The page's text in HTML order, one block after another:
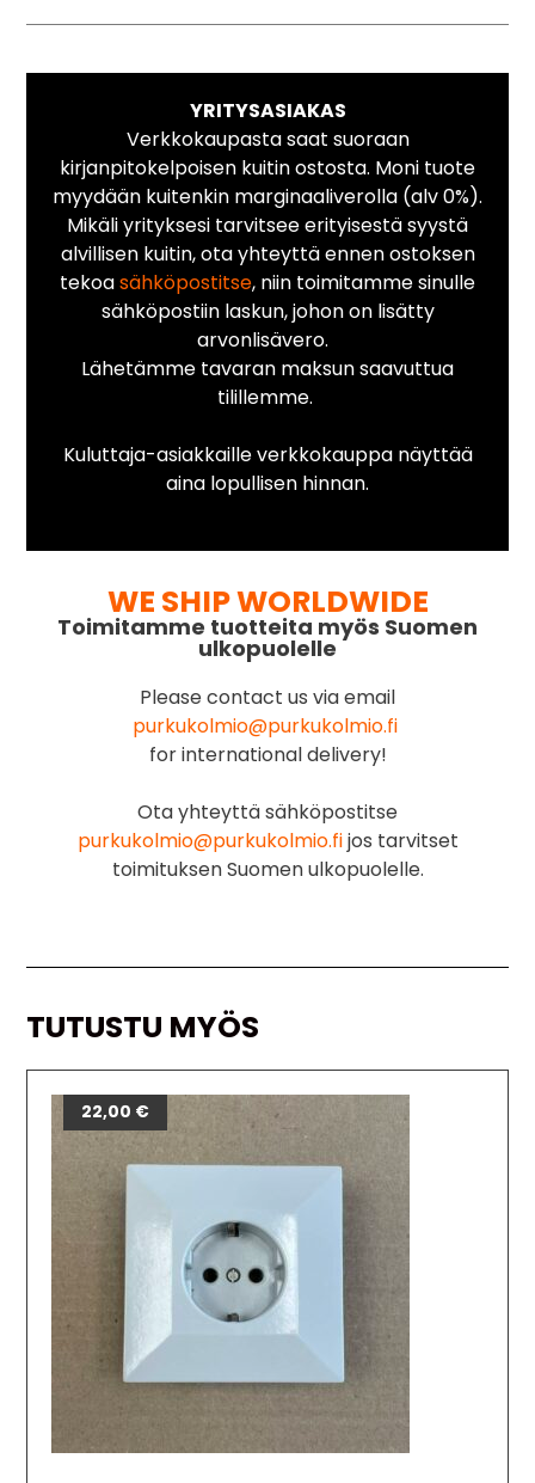
YRITYSASIAKAS
Verkkokaupasta saat suoraan
kirjanpitokelpoisen kuitin ostosta. Moni tuote
myydään kuitenkin marginaaliverolla (alv 0%).
Mikäli yrityksesi tarvitsee erityisestä syystä
alvillisen kuitin, ota yhteyttä ennen ostoksen
tekoasähköpostitse, niin toimitamme sinulle
sähköpostiin laskun, johon on lisätty
arvonlisävero.
Lähetämme tavaran maksun saavuttua
tilillemme.
Kuluttaja-asiakkaille verkkokauppa näyttää
aina lopullisen hinnan.
WE SHIP WORLDWIDE
Toimitamme tuotteita myös Suomen
ulkopuolelle
Please contact us via email
purkukolmio@purkukolmio.fi
for international delivery!
Ota yhteyttä sähköpostitse
purkukolmio@purkukolmio.fijos tarvitset
toimituksen Suomen ulkopuolelle.
TUTUSTU MYÖS
22,00 €